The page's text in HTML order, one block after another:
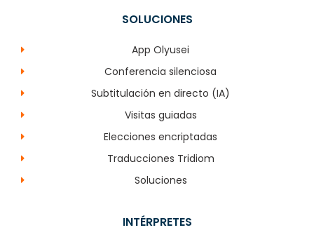
SOLUCIONES
App Olyusei
Conferencia silenciosa
Subtitulación en directo (IA)
Visitas guiadas
Elecciones encriptadas
Traducciones Tridiom
Soluciones
INTÉRPRETES